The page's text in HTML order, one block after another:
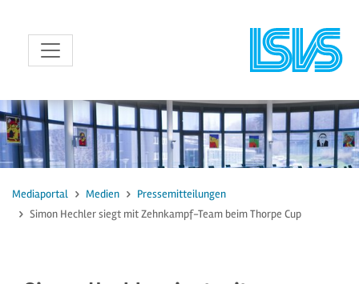
zum Inhalt
Mediaportal Medien
Pressemitteilungen
Simon Hechler siegt mit Zehnkampf-Team beim Thorpe Cup